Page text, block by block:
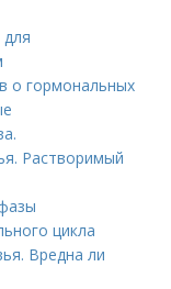
о гормональных
Растворимый
цикла
Вредна ли